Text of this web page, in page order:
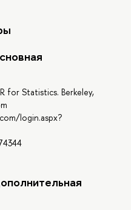
for Statistics. Berkeley,
login.aspx?